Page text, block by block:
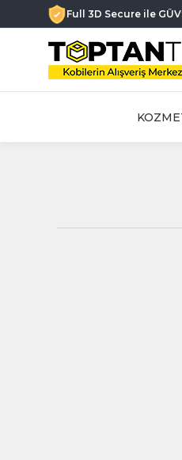
Full 3D Secure ile